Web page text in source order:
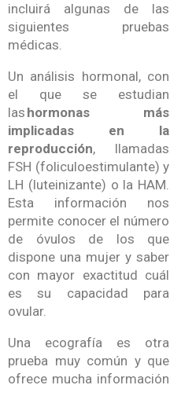
incluirá algunas de las
siguientes pruebas
médicas.
Un análisis hormonal, con
el que se estudian
las hormonas más
implicadas en la
reproducción, llamadas
FSH (foliculoestimulante) y
LH (luteinizante) o la HAM.
Esta información nos
permite conocer el número
de óvulos de los que
dispone una mujer y saber
con mayor exactitud cuál
es su capacidad para
ovular.
Una ecografía es otra
prueba muy común y que
ofrece mucha información